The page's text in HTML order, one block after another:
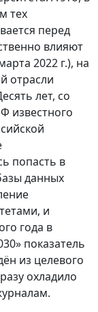
тех
перед
влияют
2022 г.), на
отрасли
лет, со
известного
попасть в
данных
и
года в
показатель
из целевого
охладило